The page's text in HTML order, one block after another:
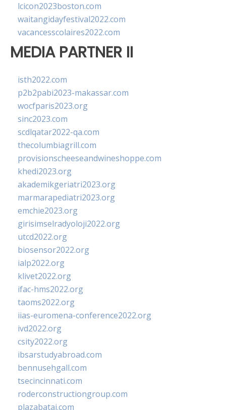
lcicon2023boston.com
waitangidayfestival2022.com
vacancesscolaires2022.com
MEDIA PARTNER II
isth2022.com
p2b2pabi2023-makassar.com
wocfparis2023.org
sinc2023.com
scdlqatar2022-qa.com
thecolumbiagrill.com
provisionscheeseandwineshoppe.com
khedi2023.org
akademikgeriatri2023.org
marmarapediatri2023.org
emchie2023.org
girisimselradyoloji2022.org
utcd2022.org
biosensor2022.org
ialp2022.org
klivet2022.org
ifac-hms2022.org
taoms2022.org
iias-euromena-conference2022.org
ivd2022.org
csity2022.org
ibsarstudyabroad.com
bennusehgall.com
tsecincinnati.com
roderconstructiongroup.com
plazabatai.com